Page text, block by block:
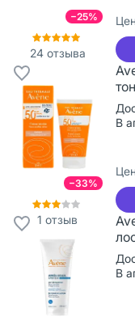
−25%
24отзыва
−33%
1 отзыв
В
В